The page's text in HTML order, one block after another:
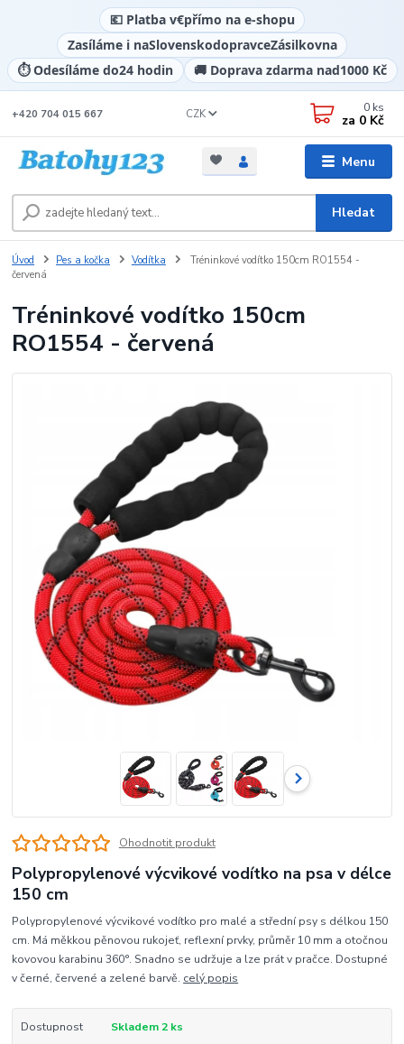
💶 Platba v€přímo na e-shopu
Zasíláme i naSlovenskodopravceZásilkovna
⏱️ Odesíláme do24 hodin 🚚 Doprava zdarma nad1000 Kč
Menu
CZK
Hledat
+420 704 015 667 0 ks
za 0 Kč
Úvod Pes a kočka Vodítka
Tréninkové vodítko 150cm RO1554 -
červená
Tréninkové vodítko 150cm
RO1554 - červená
Ohodnotit produkt
Polypropylenové výcvikové vodítko na psa v délce
150 cm
Polypropylenové výcvikové vodítko pro malé a střední psy s délkou 150
cm. Má měkkou pěnovou rukojeť, reflexní prvky, průměr 10 mm a otočnou
kovovou karabinu 360°. Snadno se udržuje a lze prát v pračce. Dostupné
v černé, červené a zelené barvě. celý popis
Dostupnost
Skladem 2 ks